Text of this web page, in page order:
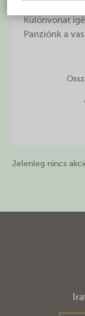
Különvonat
Panziónk a
Jelenleg nincs